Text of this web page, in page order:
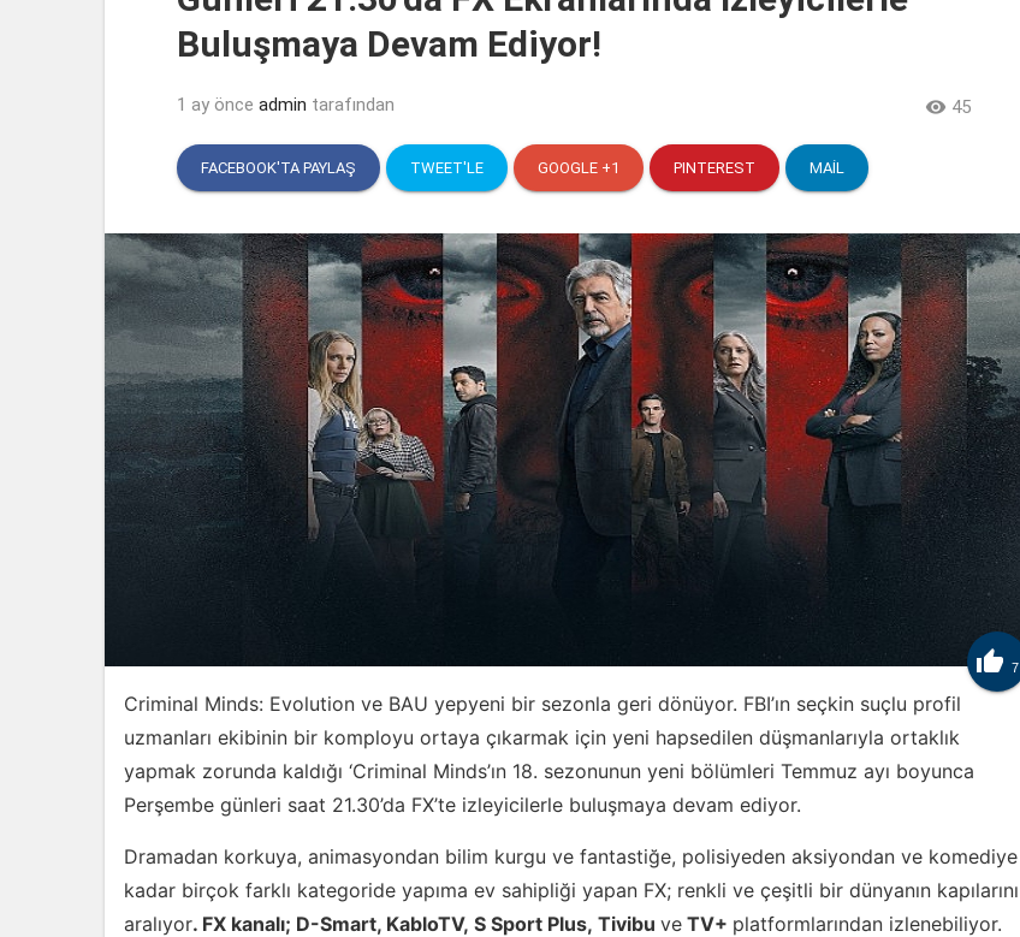
Buluşmaya Devam Ediyor!
1 ay önce admin tarafından  45
FACEBOOK'TA PAYLAŞ TWEET'LE GOOGLE +1 PINTEREST MAIL
 7
Criminal Minds: Evolution ve BAU yepyeni bir sezonla geri dönüyor. FBI’ın seçkin suçlu profil
uzmanları ekibinin bir komployu ortaya çıkarmak için yeni hapsedilen düşmanlarıyla ortaklık
yapmak zorunda kaldığı ‘Criminal Minds’ın 18. sezonunun yeni bölümleri Temmuz ayı boyunca
Perşembe günleri saat 21.30’da FX’te izleyicilerle buluşmaya devam ediyor.
Dramadan korkuya, animasyondan bilim kurgu ve fantastiğe, polisiyeden aksiyondan ve komediye
kadar birçok farklı kategoride yapıma ev sahipliği yapan FX; renkli ve çeşitli bir dünyanın kapılarını
aralıyor. FX kanalı; D-Smart, KabloTV, S Sport Plus, Tivibu ve TV+ platformlarından izlenebiliyor.